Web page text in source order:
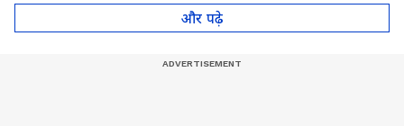
ऑप्शन
और पढ़े